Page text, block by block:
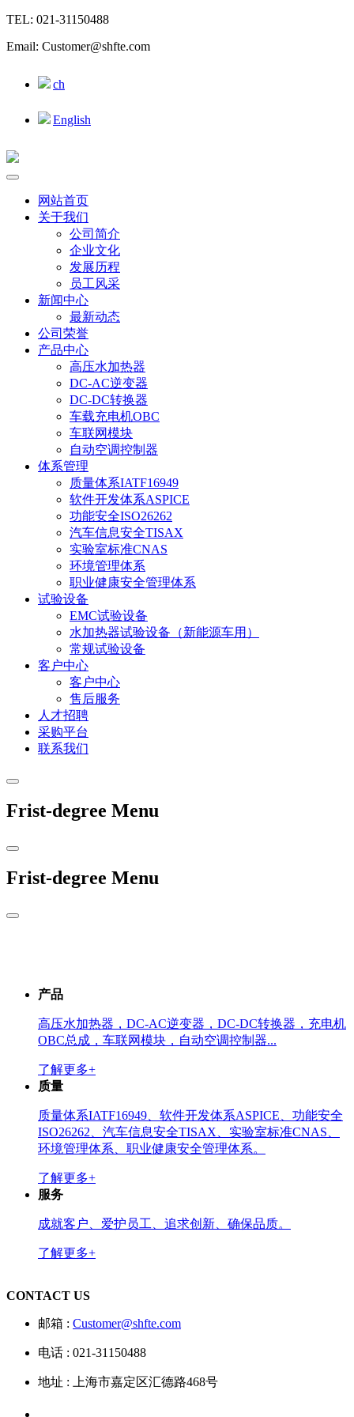
TEL: 021-31150488
Email: Customer@shfte.com
ch
English
网站首页
关于我们
公司简介
企业文化
发展历程
员工风采
新闻中心
最新动态
公司荣誉
产品中心
高压水加热器
DC-AC逆变器
DC-DC转换器
车载充电机OBC
车联网模块
自动空调控制器
体系管理
质量体系IATF16949
软件开发体系ASPICE
功能安全ISO26262
汽车信息安全TISAX
实验室标准CNAS
环境管理体系
职业健康安全管理体系
试验设备
EMC试验设备
水加热器试验设备（新能源车用）
常规试验设备
客户中心
客户中心
售后服务
人才招聘
采购平台
联系我们
Frist-degree Menu
Frist-degree Menu
产品
高压水加热器，DC-AC逆变器，DC-DC转换器，充电机
OBC总成，车联网模块，自动空调控制器...
了解更多+
质量
质量体系IATF16949、软件开发体系ASPICE、功能安全
ISO26262、汽车信息安全TISAX、实验室标准CNAS、
环境管理体系、职业健康安全管理体系。
了解更多+
服务
成就客户、爱护员工、追求创新、确保品质。
了解更多+
CONTACT US
邮箱 : Customer@shfte.com
电话 : 021-31150488
地址 : 上海市嘉定区汇德路468号